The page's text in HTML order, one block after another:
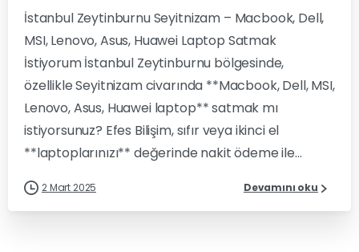
İstanbul Zeytinburnu Seyitnizam – Macbook, Dell,
MSI, Lenovo, Asus, Huawei Laptop Satmak
İstiyorum İstanbul Zeytinburnu bölgesinde,
özellikle Seyitnizam civarında **Macbook, Dell, MSI,
Lenovo, Asus, Huawei laptop** satmak mı
istiyorsunuz? Efes Bilişim, sıfır veya ikinci el
**laptoplarınızı** değerinde nakit ödeme ile...
2 Mart 2025 Devamını oku